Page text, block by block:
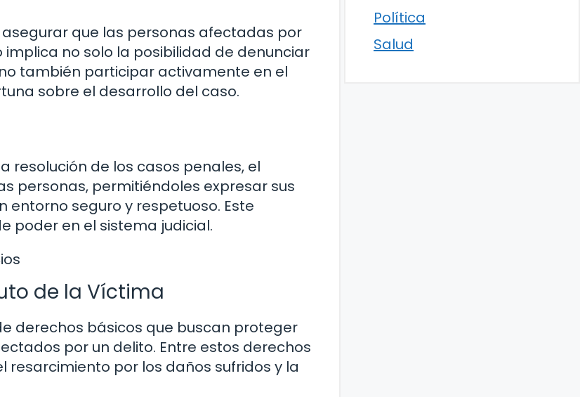
que las personas afectadas por
no solo la posibilidad de denunciar
también participar activamente en el
sobre el desarrollo del caso.
resolución de los casos penales, el
personas, permitiéndoles expresar sus
entorno seguro y respetuoso. Este
poder en el sistema judicial.
de la Víctima
derechos básicos que buscan proteger
por un delito. Entre estos derechos
resarcimiento por los daños sufridos y la
Política
Salud